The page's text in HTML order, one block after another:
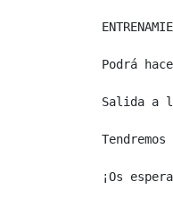
Podrá
Salida a
¡Os